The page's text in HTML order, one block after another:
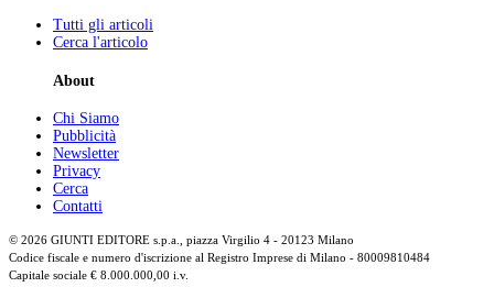
Tutti gli articoli
Cerca l'articolo
About
Chi Siamo
Pubblicità
Newsletter
Privacy
Cerca
Contatti
© 2026 GIUNTI EDITORE s.p.a., piazza Virgilio 4 - 20123 Milano
Codice fiscale e numero d'iscrizione al Registro Imprese di Milano - 80009810484
Capitale sociale € 8.000.000,00 i.v.